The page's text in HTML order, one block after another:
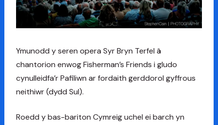
Ymunodd y seren opera Syr Bryn Terfel â
chantorion enwog Fisherman’s Friends i gludo
cynulleidfa’r Pafiliwn ar fordaith gerddorol gyffrous
neithiwr (dydd Sul).
Roedd y bas-bariton Cymreig uchel ei barch yn